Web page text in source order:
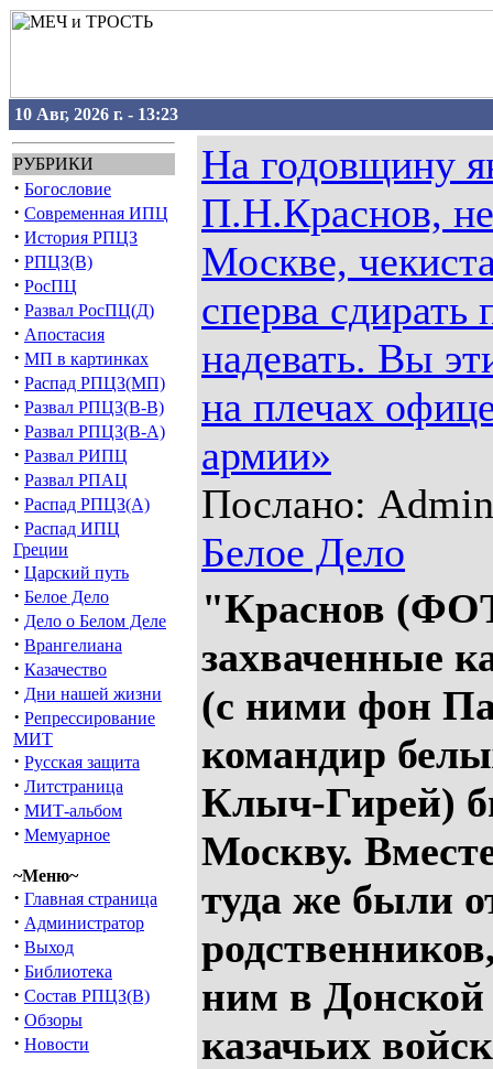
10 Авг, 2026 г. - 13:23
РУБРИКИ
· Богословие
· Современная ИПЦ
· История РПЦЗ
· РПЦЗ(В)
· РосПЦ
· Развал РосПЦ(Д)
· Апостасия
· МП в картинках
· Распад РПЦЗ(МП)
· Развал РПЦЗ(В-В)
· Развал РПЦЗ(В-А)
· Развал РИПЦ
· Развал РПАЦ
· Распад РПЦЗ(А)
· Распад ИПЦ
Греции
· Царский путь
· Белое Дело
· Дело о Белом Деле
· Врангелиана
· Казачество
· Дни нашей жизни
· Репрессирование
МИТ
· Русская защита
· Литстраница
· МИТ-альбом
· Мемуарное
~Меню~
· Главная страница
· Администратор
· Выход
· Библиотека
· Состав РПЦЗ(В)
· Обзоры
· Новости
На годовщину
П.Н.Краснов,
Москве,
сперва
надевать. Вы
на плечах
армии»
Послано:
Белое Дело
"Краснов
захваченные
(с ними фон
командир
Клыч-Гирей)
Москву.
туда же были
ним в Донской
казачьих